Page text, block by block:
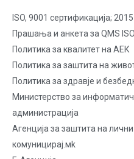
ISO, 9001 сертификација; 2015
Прашања и анкета за QMS
Политика за квалитет на AЕК
Политика за заштита на
Политика за здравје и
Министерство за
администрација
Агенција за заштита на
комуницирај.мk